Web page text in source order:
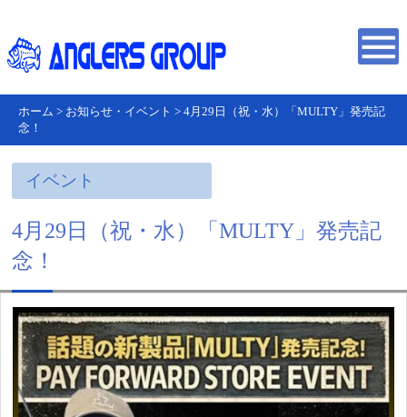
ホーム > お知らせ・イベント > 4月29日（祝・水）「MULTY」発売記
念！
イベント
4月29日（祝・水）「MULTY」発売記
念！